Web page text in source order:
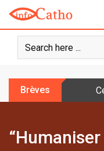
o
Brèves